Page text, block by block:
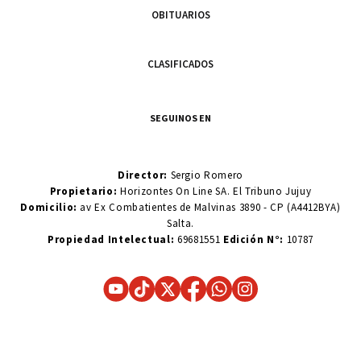
OBITUARIOS
CLASIFICADOS
SEGUINOS EN
Director: Sergio Romero
Propietario:Horizontes On Line SA. El Tribuno Jujuy
Domicilio: av Ex Combatientes de Malvinas 3890 - CP (A4412BYA)
Salta.
Propiedad Intelectual: 69681551 Edición N°: 10787